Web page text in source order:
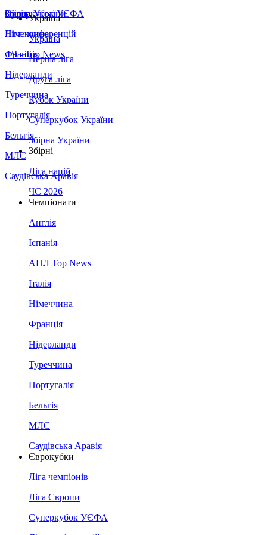
Збірна України
Італія
Німеччина
Франція
Нідерланди
Туреччина
Португалія
Бельгія
МЛС
Саудівська Аравія
Суперкубок УЄФА
Ліга конференцій
ЛЧ - Top News
Україна
Україна
Перша ліга
Друга ліга
Кубок України
Суперкубок України
Збірна України
Збірні
Ліга націй
ЧС 2026
Чемпіонати
Англія
Іспанія
АПЛ Top News
Італія
Німеччина
Франція
Нідерланди
Туреччина
Португалія
Бельгія
МЛС
Саудівська Аравія
Єврокубки
Ліга чемпіонів
Ліга Європи
Суперкубок УЄФА